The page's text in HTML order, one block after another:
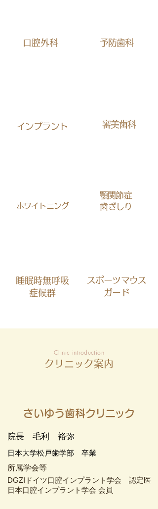
​口腔外科 予防歯科
インプラント 審美歯科
ホワイトニング
顎関節症
​歯ぎしり
睡眠時無呼吸
症候群
スポーツマウス
ガード
Clinic introduction
クリニック案内
さいゆう歯科クリニック
院長 毛利 裕弥
日本大学松戸歯学部 卒業
所属学会等
DGZIドイツ口腔インプラント学会 認定医
日本口腔インプラント学会 会員